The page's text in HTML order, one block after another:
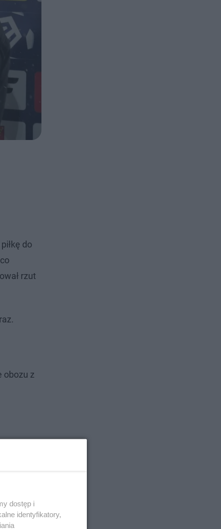
do
rzut
obozu z
dostęp i
identyfikatory,